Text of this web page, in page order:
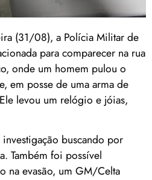
(31/08), a Polícia Militar de
para comparecer na rua
onde um homem pulou o
em posse de uma arma de
levou um relógio e jóias,
buscando por
Também foi possível
na evasão, um GM/Celta